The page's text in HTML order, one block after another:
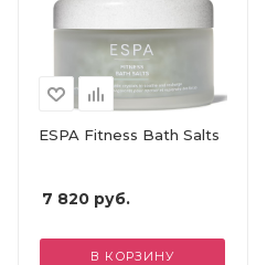
ESPA Fitness Bath Salts
7 820 руб.
В КОРЗИНУ